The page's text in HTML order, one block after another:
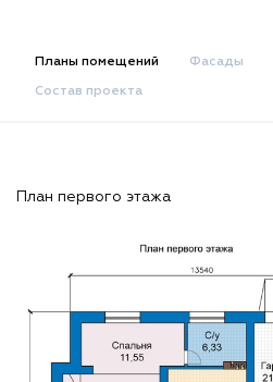
Планы помещений Фасады
Состав проекта
План первого этажа